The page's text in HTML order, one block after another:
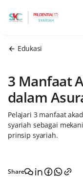
Edukasi
3 Manfaat
dalam
Pelajari 3 manfaat
syariah sebagai
prinsip syariah.
Share